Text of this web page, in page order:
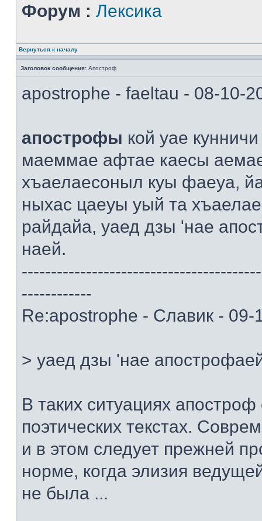
Форум : Лексика
Вернуться к началу
Заголовок сообщения: Апостроф
apostrophe - faeltau - 08-10-
апострофы кой уае
маеммае афтае каесы
хъаелаесоныл куы фаеуа,
ныхас цаеуы уый та
райдайа, уаед дзы 'нае
наей.
------------
Re:apostrophe - Славик - 09-
> уаед дзы 'нае
В таких ситуациях апостроф
поэтических текстах.
и в этом следует прежней
норме, когда элизия
не была ...